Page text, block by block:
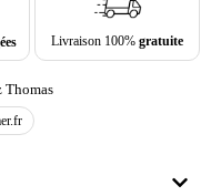
Livraison 100%gratuite
Thomas